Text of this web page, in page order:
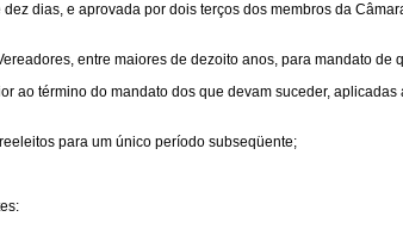
dias, e aprovada por dois terços dos membros da
entre maiores de dezoito anos, para mandato
término do mandato dos que devam suceder,
para um único período subseqüente;